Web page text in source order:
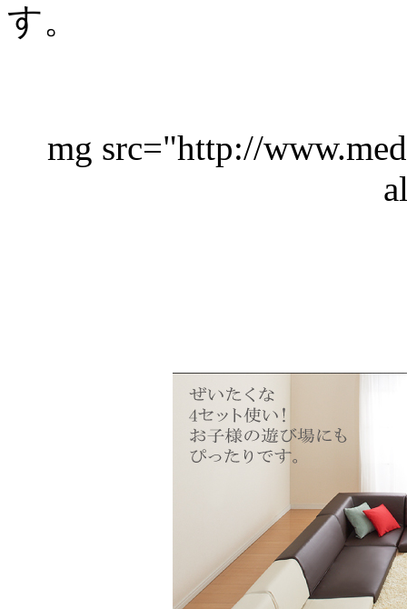
す。
mg src="http://